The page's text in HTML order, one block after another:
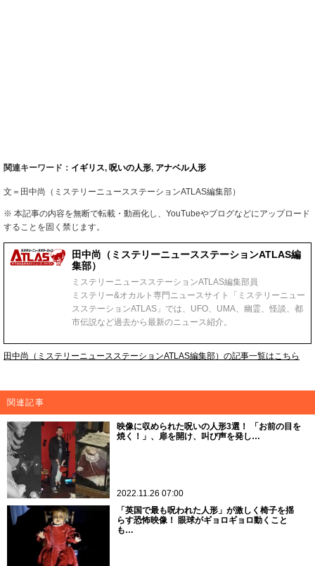
関連キーワード： イギリス, 呪いの人形, アナベル人形
文＝田中尚（ミステリーニュースステーションATLAS編集部）
※ 本記事の内容を無断で転載・動画化し、YouTubeやブログなどにアップロード
することを固く禁じます。
田中尚（ミステリーニュースステーションATLAS編
集部）
ミステリーニュースステーションATLAS編集部員
ミステリー&オカルト専門ニュースサイト「ミステリーニュー
スステーションATLAS」では、UFO、UMA、幽霊、怪談、都
市伝説など過去から最新のニュース紹介。
田中尚（ミステリーニュースステーションATLAS編集部）の記事一覧はこちら
関連記事
映像に収められた呪いの人形3選！ 「お前の目を
焼く！」、扉を開け、叫び声を発し…
2022.11.26 07:00
「英国で最も呪われた人形」が激しく椅子を揺
らす恐怖映像！ 眼球がギョロギョロ動くこと
も…